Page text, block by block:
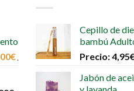
€/unidad
Cepillo de
bambú
Precio:4,95
Jabón de